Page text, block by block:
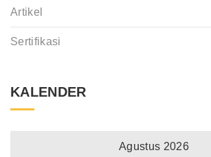
Artikel
Sertifikasi
KALENDER
Agustus 2026